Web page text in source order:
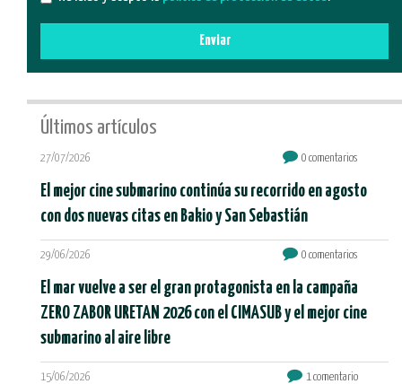
Enviar
Últimos artículos
27/07/2026 0 comentarios
El mejor cine submarino continúa su recorrido en agosto
con dos nuevas citas en Bakio y San Sebastián
29/06/2026 0 comentarios
El mar vuelve a ser el gran protagonista en la campaña
ZERO ZABOR URETAN 2026 con el CIMASUB y el mejor cine
submarino al aire libre
15/06/2026 1 comentario